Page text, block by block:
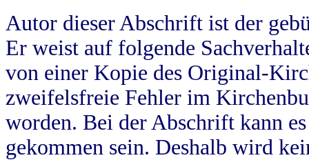
Autor dieser Abschrift ist der
Er weist auf folgende
von einer Kopie des Original-
zweifelsfreie Fehler im
worden. Bei der Abschrift kann
gekommen sein. Deshalb wird